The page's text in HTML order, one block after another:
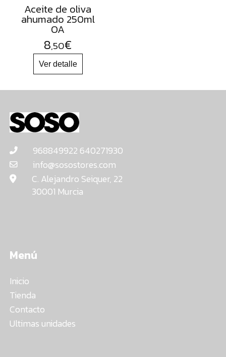
Aceite de oliva
ahumado 250ml
OA
8,50€
968849922 640271930
info@sosostores.com
C. Alejandro Seiquer, 22
30001 Murcia
Menú
Inicio
Tienda
Contacto
Ultimas unidades